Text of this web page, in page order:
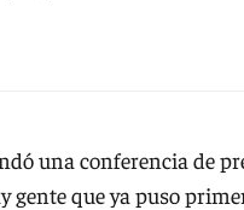
una conferencia de
gente que ya puso